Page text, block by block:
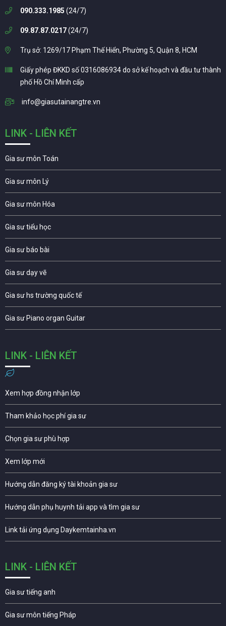
090.333.1985 (24/7)
09.87.87.0217(24/7)
Trụ sở: 1269/17 Phạm Thế Hiển, Phường 5, Quận 8, HCM
Giấy phép ĐKKD số 0316086934 do sở kế hoạch và đầu tư thành
phố Hồ Chí Minh cấp
info@giasutainangtre.vn
LINK - LIÊN KẾT
Gia sư môn Toán
Gia sư môn Lý
Gia sư môn Hóa
Gia sư tiểu học
Gia sư báo bài
Gia sư dạy vẽ
Gia sư hs trường quốc tế
Gia sư Piano organ Guitar
LINK - LIÊN KẾT
Xem hợp đồng nhận lớp
Tham khảo học phí gia sư
Chọn gia sư phù hợp
Xem lớp mới
Hướng dẫn đăng ký tài khoản gia sư
Hướng dẫn phụ huynh tải app và tìm gia sư
Link tải ứng dụng Daykemtainha.vn
LINK - LIÊN KẾT
Gia sư tiếng anh
Gia sư môn tiếng Pháp